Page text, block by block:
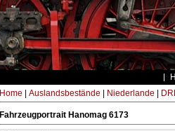
Home Auslandsbestände Niederlande
Fahrzeugportrait Hanomag 6173